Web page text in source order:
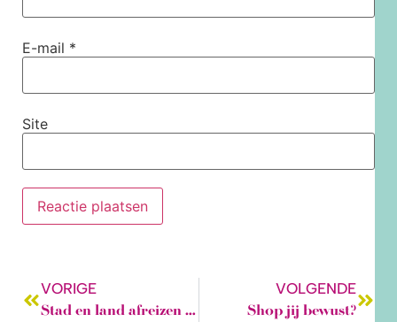
E-mail *
Site
VORIGE
Stad en land afreizen voor je hobby.
VOLGENDE
Shop jij bewust?